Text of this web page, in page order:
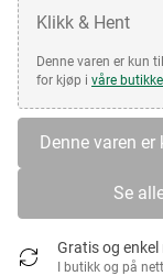
Klikk & Hent
Denne varen er kun
for kjøp i våre
Denne varen
Se
Gratis og enkel
I butikk og på nett